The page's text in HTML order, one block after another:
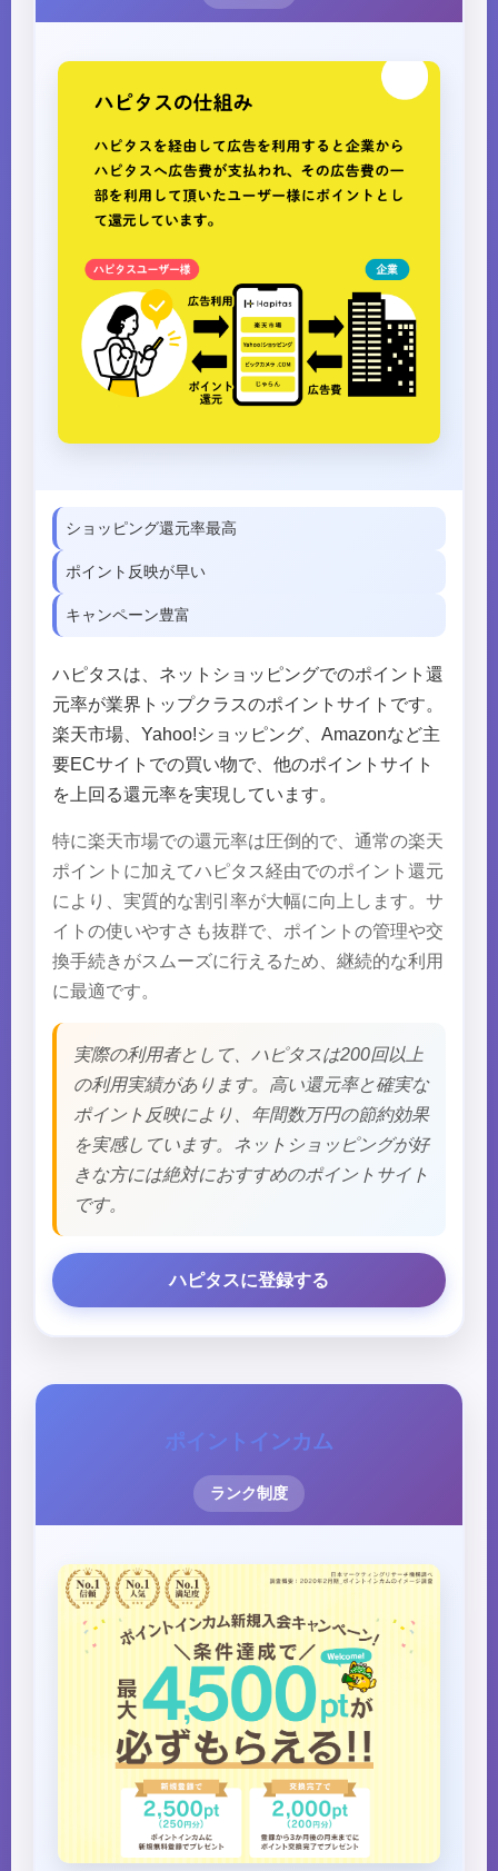
ショッピング還元率最高
ポイント反映が早い
キャンペーン豊富
ハピタスは、ネットショッピングでのポイント還
元率が業界トップクラスのポイントサイトです。
楽天市場、Yahoo!ショッピング、Amazonなど主
要ECサイトでの買い物で、他のポイントサイト
を上回る還元率を実現しています。
特に楽天市場での還元率は圧倒的で、通常の楽天
ポイントに加えてハピタス経由でのポイント還元
により、実質的な割引率が大幅に向上します。サ
イトの使いやすさも抜群で、ポイントの管理や交
換手続きがスムーズに行えるため、継続的な利用
に最適です。
実際の利用者として、ハピタスは200回以上
の利用実績があります。高い還元率と確実な
ポイント反映により、年間数万円の節約効果
を実感しています。ネットショッピングが好
きな方には絶対におすすめのポイントサイト
です。
ハピタスに登録する
ポイントインカム
ランク制度